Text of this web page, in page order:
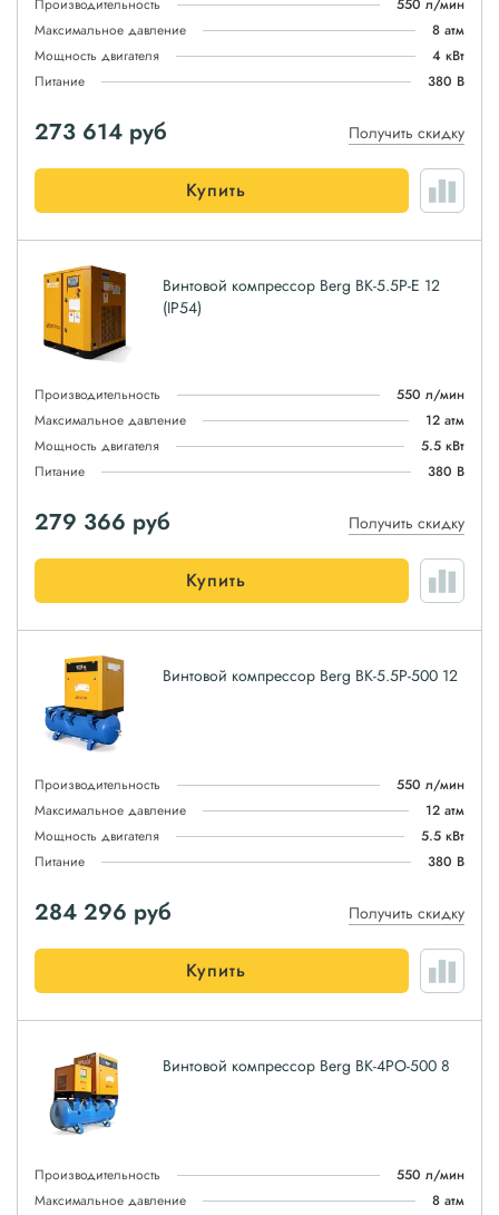
Производительность
550 л/мин
Максимальное давление
8 атм
Мощность двигателя
4 кВт
Питание
380 В
273 614 руб Получить скидку
Купить
Винтовой компрессор Berg ВК-5.5Р-E 12
(IP54)
Производительность
550 л/мин
Максимальное давление
12 атм
Мощность двигателя
5.5 кВт
Питание
380 В
279 366 руб Получить скидку
Купить
Винтовой компрессор Berg ВК-5.5Р-500 12
Производительность
550 л/мин
Максимальное давление
12 атм
Мощность двигателя
5.5 кВт
Питание
380 В
284 296 руб Получить скидку
Купить
Винтовой компрессор Berg ВК-4РО-500 8
Производительность
550 л/мин
Максимальное давление
8 атм